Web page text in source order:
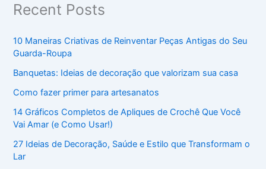
Recent Posts
10 Maneiras Criativas de Reinventar Peças Antigas do Seu
Guarda-Roupa
Banquetas: Ideias de decoração que valorizam sua casa
Como fazer primer para artesanatos
14 Gráficos Completos de Apliques de Crochê Que Você
Vai Amar (e Como Usar!)
27 Ideias de Decoração, Saúde e Estilo que Transformam o
Lar